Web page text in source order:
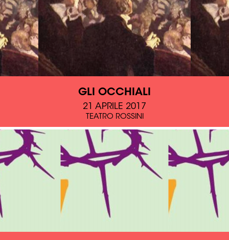
GLI OCCHIALI
21 APRILE 2017
TEATRO ROSSINI